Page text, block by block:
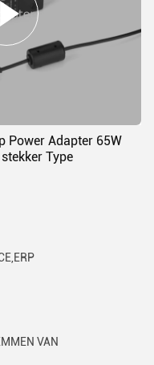
Power Adapter 65W
Type
VAN